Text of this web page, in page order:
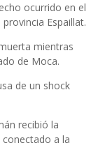
ocurrido en el
Espaillat.
mientras
de Moca.
de un shock
recibió la
a la